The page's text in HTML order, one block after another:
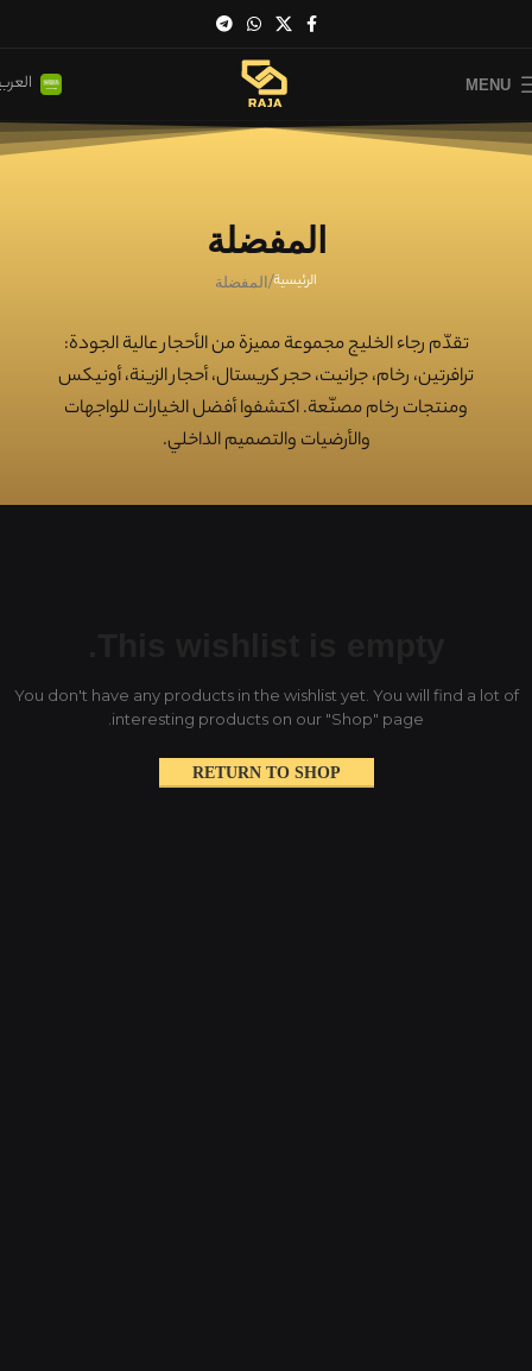
MENU
المفضلة
الرئيسية المفضلة
تقدّم رجاء الخليجمجموعة مميزة من الأحجار عالية الجودة:
ترافرتين، رخام، جرانيت، حجر كريستال، أحجار الزينة، أونيكس
ومنتجات رخام مصنّعة. اكتشفوا أفضل الخيارات للواجهات
والأرضيات والتصميم الداخلي.
You don't have any products in the wishlist yet. You will find a lot of
interesting products on our "Shop" page.
RETURN TO SHOP